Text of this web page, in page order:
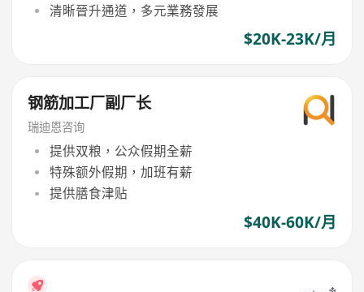
清晰晉升通道，多元業務發展
$20K-23K/月
钢筋加工厂副厂长
瑞迪恩咨询
提供双粮，公众假期全薪
特殊额外假期，加班有薪
提供膳食津贴
$40K-60K/月